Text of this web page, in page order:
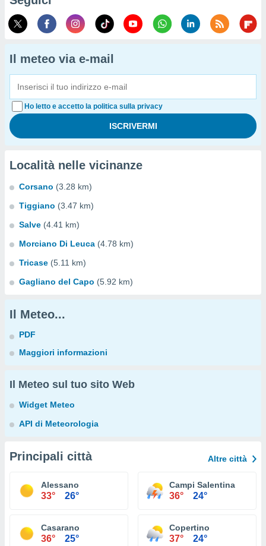
Il meteo via e-mail
Ho letto e accetto la politica sulla privacy
Località nelle vicinanze
Corsano (3.28 km)
Tiggiano (3.47 km)
Salve (4.41 km)
Morciano Di Leuca (4.78 km)
Tricase (5.11 km)
Gagliano del Capo (5.92 km)
Il Meteo...
PDF
Maggiori informazioni
Il Meteo sul tuo sito Web
Widget Meteo
API di Meteorologia
Principali città Altre città
Alessano
33° 26°
Campi Salentina
36° 24°
Casarano
36° 25°
Copertino
37° 24°